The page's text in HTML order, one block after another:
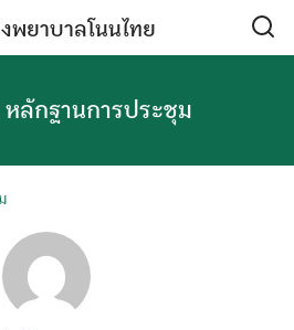
งพยาบาลโนนไทย
ลักฐานการประชุม